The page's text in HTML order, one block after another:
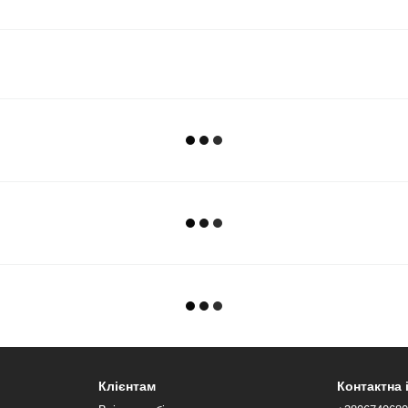
Клієнтам Контактна